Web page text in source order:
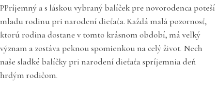
PPríjemný a s láskou vybraný balíček pre novorodenca poteší
mladu rodinu pri narodení dieťaťa. Každá malá pozornosť,
ktorú rodina dostane v tomto krásnom období, má veľký
význam a zostáva peknou spomienkou na celý život. Nech
naše sladké balíčky pri narodení dieťaťa spríjemnia deň
hrdým rodičom.